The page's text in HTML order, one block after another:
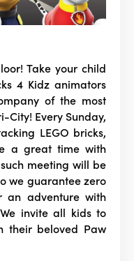
Take your child
4 Kidz animators
of the most
City! Every Sunday,
LEGO bricks,
a great time with
meeting will be
we guarantee zero
an adventure with
invite all kids to
their beloved Paw